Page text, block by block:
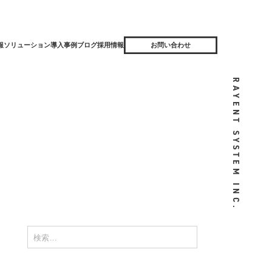
ソリューション導入事例 ブログ採用情報 お問い合わせ